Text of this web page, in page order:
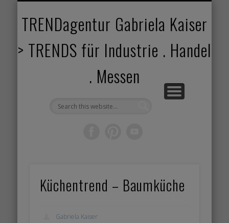
TRENDagentur Gabriela Kaiser
> TRENDS für Industrie . Handel
. Messen
Küchentrend – Baumküche
Gabriela Kaiser